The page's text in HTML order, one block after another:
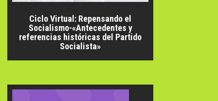
Ciclo Virtual: Repensando el
Socialismo-«Antecedentes y
referencias históricas del Partido
Socialista»